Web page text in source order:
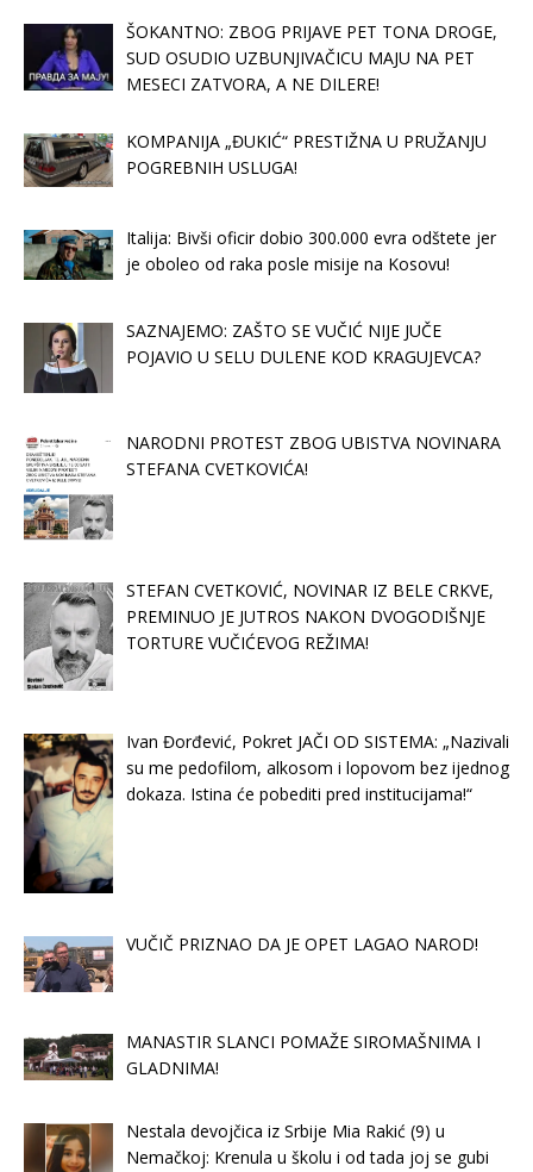
ŠOKANTNO: ZBOG PRIJAVE PET TONA DROGE,
SUD OSUDIO UZBUNJIVAČICU MAJU NA PET
MESECI ZATVORA, A NE DILERE!
KOMPANIJA „ĐUKIĆ“ PRESTIŽNA U PRUŽANJU
POGREBNIH USLUGA!
Italija: Bivši oficir dobio 300.000 evra odštete jer
je oboleo od raka posle misije na Kosovu!
SAZNAJEMO: ZAŠTO SE VUČIĆ NIJE JUČE
POJAVIO U SELU DULENE KOD KRAGUJEVCA?
NARODNI PROTEST ZBOG UBISTVA NOVINARA
STEFANA CVETKOVIĆA!
STEFAN CVETKOVIĆ, NOVINAR IZ BELE CRKVE,
PREMINUO JE JUTROS NAKON DVOGODIŠNJE
TORTURE VUČIĆEVOG REŽIMA!
Ivan Đorđević, Pokret JAČI OD SISTEMA: „Nazivali
su me pedofilom, alkosom i lopovom bez ijednog
dokaza. Istina će pobediti pred institucijama!“
VUČIČ PRIZNAO DA JE OPET LAGAO NAROD!
MANASTIR SLANCI POMAŽE SIROMAŠNIMA I
GLADNIMA!
Nestala devojčica iz Srbije Mia Rakić (9) u
Nemačkoj: Krenula u školu i od tada joj se gubi